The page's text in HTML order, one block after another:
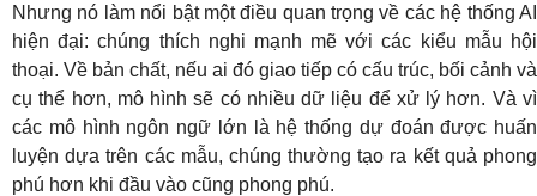
Nhưng nó làm nổi bật một điều quan trọng về các hệ thống AI
hiện đại: chúng thích nghi mạnh mẽ với các kiểu mẫu hội
thoại. Về bản chất, nếu ai đó giao tiếp có cấu trúc, bối cảnh và
cụ thể hơn, mô hình sẽ có nhiều dữ liệu để xử lý hơn. Và vì
các mô hình ngôn ngữ lớn là hệ thống dự đoán được huấn
luyện dựa trên các mẫu, chúng thường tạo ra kết quả phong
phú hơn khi đầu vào cũng phong phú.